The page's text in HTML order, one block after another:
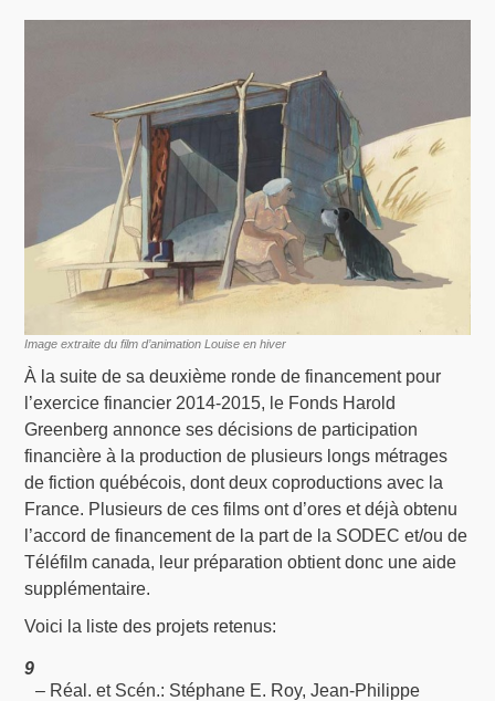
Image extraite du film d’animation Louise en hiver
À la suite de sa deuxième ronde de financement pour
l’exercice financier 2014-2015, le Fonds Harold
Greenberg annonce ses décisions de participation
financière à la production de plusieurs longs métrages
de fiction québécois, dont deux coproductions avec la
France. Plusieurs de ces films ont d’ores et déjà obtenu
l’accord de financement de la part de la SODEC et/ou de
Téléfilm canada, leur préparation obtient donc une aide
supplémentaire.
Voici la liste des projets retenus:
9
– Réal. et Scén.: Stéphane E. Roy, Jean-Philippe